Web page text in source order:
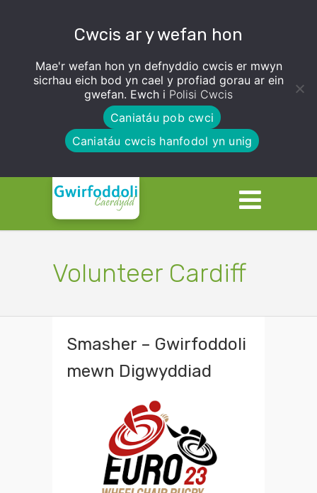
Cwcis ar y wefan hon
Mae'r wefan hon yn defnyddio cwcis er mwyn
sicrhau eich bod yn cael y profiad gorau ar ein
gwefan. Ewch i Polisi Cwcis
Caniatáu pob cwci
Caniatáu cwcis hanfodol yn unig
Volunteer Cardiff
Smasher – Gwirfoddoli
mewn Digwyddiad